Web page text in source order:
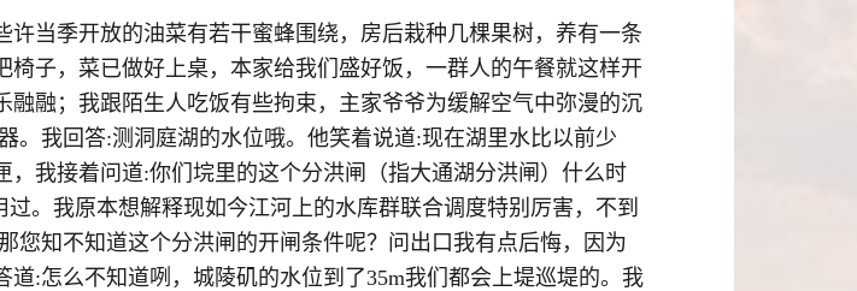
当季开放的油菜有若干蜜蜂围绕，房后栽种几棵果树，养有一条
子，菜已做好上桌，本家给我们盛好饭，一群人的午餐就这样开
融；我跟陌生人吃饭有些拘束，主家爷爷为缓解空气中弥漫的沉
。我回答:测洞庭湖的水位哦。他笑着说道:现在湖里水比以前少
我接着问道:你们垸里的这个分洪闸（指大通湖分洪闸）什么时
。我原本想解释现如今江河上的水库群联合调度特别厉害，不到
您知不知道这个分洪闸的开闸条件呢？问出口我有点后悔，因为
:怎么不知道咧，城陵矶的水位到了35m我们都会上堤巡堤的。我